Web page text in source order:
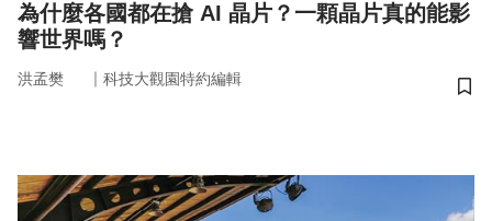
為什麼各國都在搶 AI 晶片？一顆晶片真的能影
響世界嗎？
洪孟樊 ｜ 科技大觀園特約編輯
儲